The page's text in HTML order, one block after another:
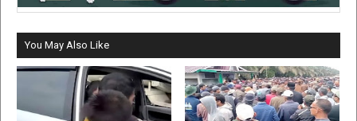
You May Also Like